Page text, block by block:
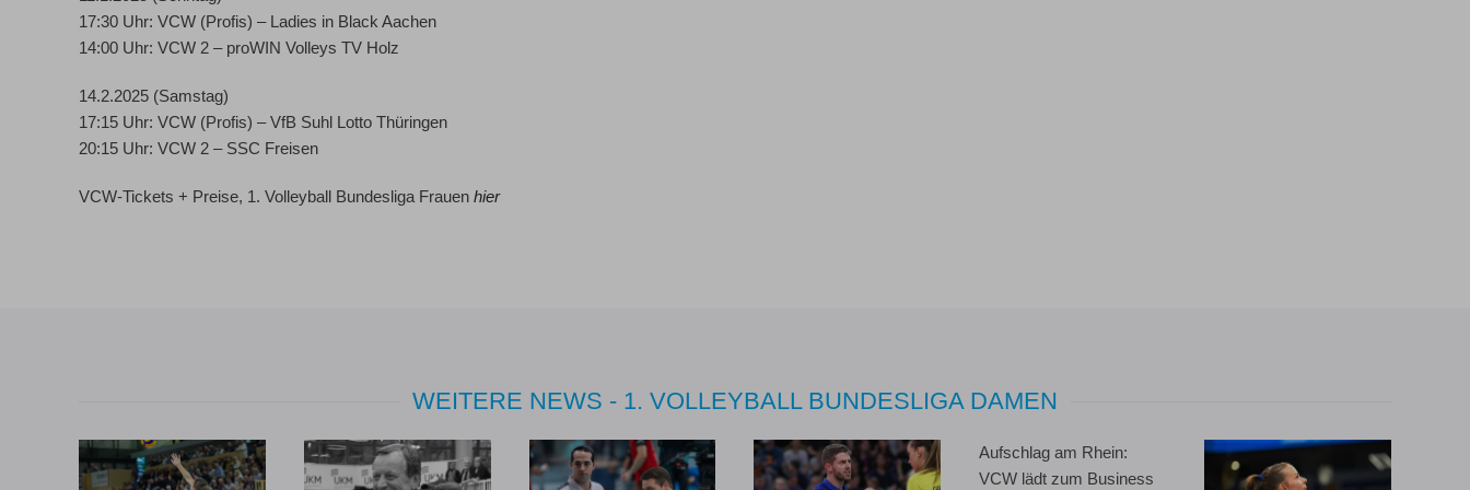
17:30 Uhr: VCW (Profis) – Ladies in Black Aachen
14:00 Uhr: VCW 2 – proWIN Volleys TV Holz
14.2.2025 (Samstag)
17:15 Uhr: VCW (Profis) – VfB Suhl Lotto Thüringen
20:15 Uhr: VCW 2 – SSC Freisen
VCW-Tickets + Preise, 1. Volleyball Bundesliga Frauen hier
WEITERE NEWS - 1. VOLLEYBALL BUNDESLIGA DAMEN
Aufschlag am Rhein:
VCW lädt zum Business